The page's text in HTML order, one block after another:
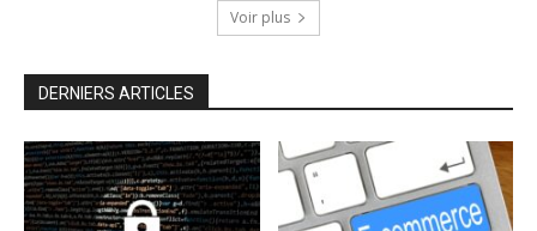
Voir plus
DERNIERS ARTICLES